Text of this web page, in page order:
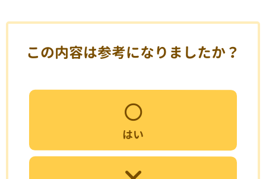
この内容は参考になりましたか？
はい